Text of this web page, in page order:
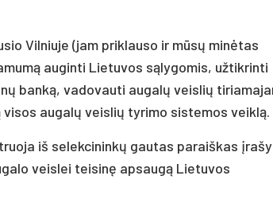
Vilniuje (jam priklauso ir mūsų minėtas
auginti Lietuvos sąlygomis, užtikrinti
banką, vadovauti augalų veislių
augalų veislių tyrimo sistemos veiklą.
iš selekcininkų gautas paraiškas
veislei teisinę apsaugą Lietuvos